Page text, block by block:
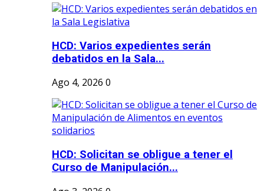
HCD: Varios expedientes serán
debatidos en la Sala...
Ago 4, 2026 0
HCD: Solicitan se obligue a tener el
Curso de Manipulación...